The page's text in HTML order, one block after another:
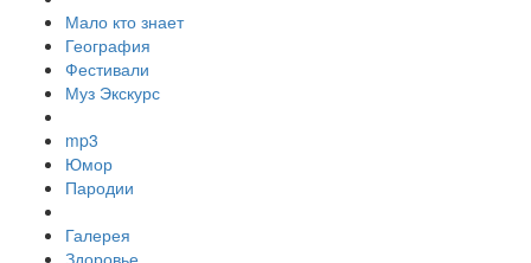
Мало кто знает
География
Фестивали
Муз Экскурс
mp3
Юмор
Пародии
Галерея
Здоровье